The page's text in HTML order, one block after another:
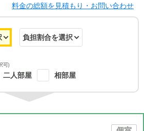
料金の総額を見積もり・お問い合わせ
可)
二人部屋 相部屋